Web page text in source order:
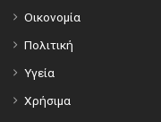
Οικονομία
Πολιτική
Υγεία
Χρήσιμα